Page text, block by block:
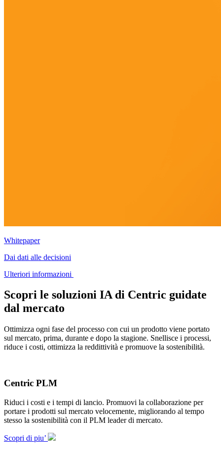
Whitepaper
Dai dati alle decisioni
Ulteriori informazioni
Scopri le soluzioni IA di Centric guidate
dal mercato
Ottimizza ogni fase del processo con cui un prodotto viene portato
sul mercato, prima, durante e dopo la stagione. Snellisce i processi,
riduce i costi, ottimizza la reddittività e promuove la sostenibilità.
Centric PLM
Riduci i costi e i tempi di lancio. Promuovi la collaborazione per
portare i prodotti sul mercato velocemente, migliorando al tempo
stesso la sostenibilità con il PLM leader di mercato.
Scopri di piu’